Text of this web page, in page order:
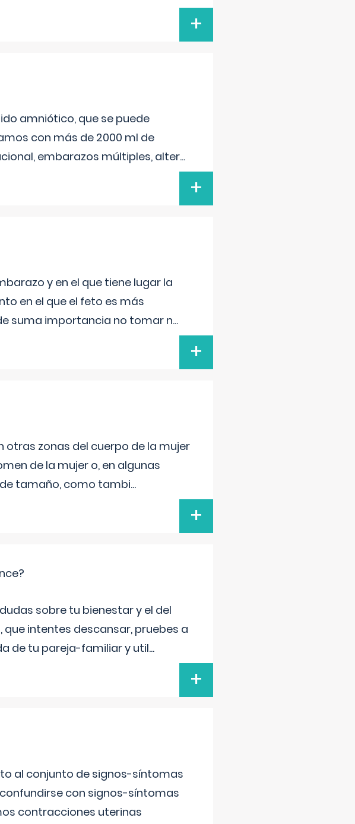
+
amniótico, que se puede
con más de 2000 ml de
embarazos múltiples, alter...
+
y en el que tiene lugar la
en el que el feto es más
suma importancia no tomar n...
+
otras zonas del cuerpo de la mujer
de la mujer o, en algunas
tamaño, como tambi...
+
sobre tu bienestar y el del
intentes descansar, pruebes a
de tu pareja-familiar y util...
+
al conjunto de signos-síntomas
con signos-síntomas
contracciones uterinas